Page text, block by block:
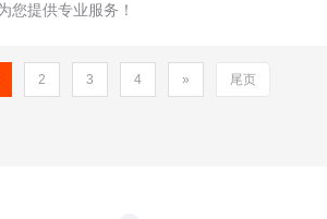
您提供专业服务！
2 3 4 » 尾页